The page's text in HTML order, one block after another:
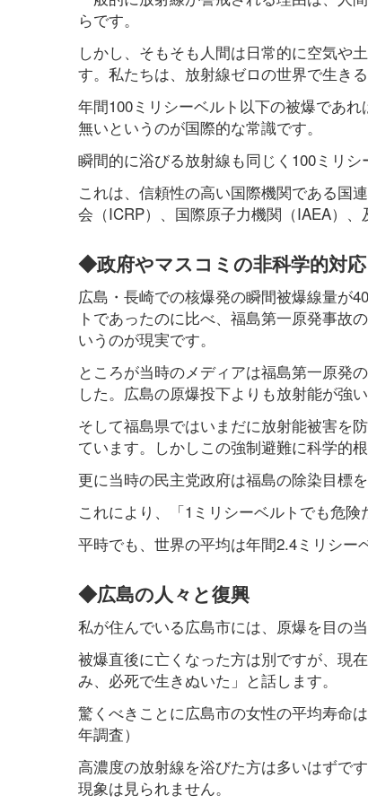
らです。
しかし、そもそも人間は日常的に空気や
す。私たちは、放射線ゼロの世界で生き
年間100ミリシーベルト以下の被爆であ
無いというのが国際的な常識です。
瞬間的に浴びる放射線も同じく100ミリ
これは、信頼性の高い国際機関である国
会（ICRP）、国際原子力機関（IAEA）
◆政府やマスコミの非科学的対応
広島・長崎での核爆発の瞬間被爆線量が
トであったのに比べ、福島第一原発事故
いうのが現実です。
ところが当時のメディアは福島第一原発
した。広島の原爆投下よりも放射能が強
そして福島県ではいまだに放射能被害を
ています。しかしこの強制避難に科学的根
更に当時の民主党政府は福島の除染目標
これにより、「1ミリシーベルトでも危
平時でも、世界の平均は年間2.4ミリシー
◆広島の人々と復興
私が住んでいる広島市には、原爆を目の
被爆直後に亡くなった方は別ですが、現
み、必死で生きぬいた」と話します。
驚くべきことに広島市の女性の平均寿命
年調査）
高濃度の放射線を浴びた方は多いはずで
現象は見られません。